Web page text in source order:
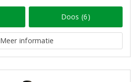
Doos (6)
Meer informatie